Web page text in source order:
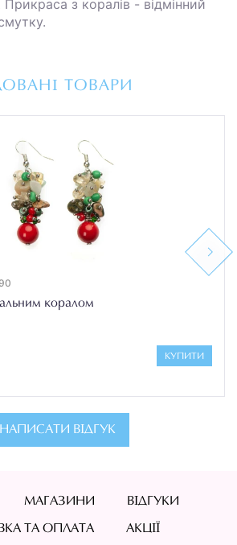
з коралів - відмінний
ТОВАРИ
коралом
КУПИТИ
Next
НАПИСАТИ ВІДГУК
МАГАЗИНИ ВІДГУКИ
ТА ОПЛАТА АКЦІЇ